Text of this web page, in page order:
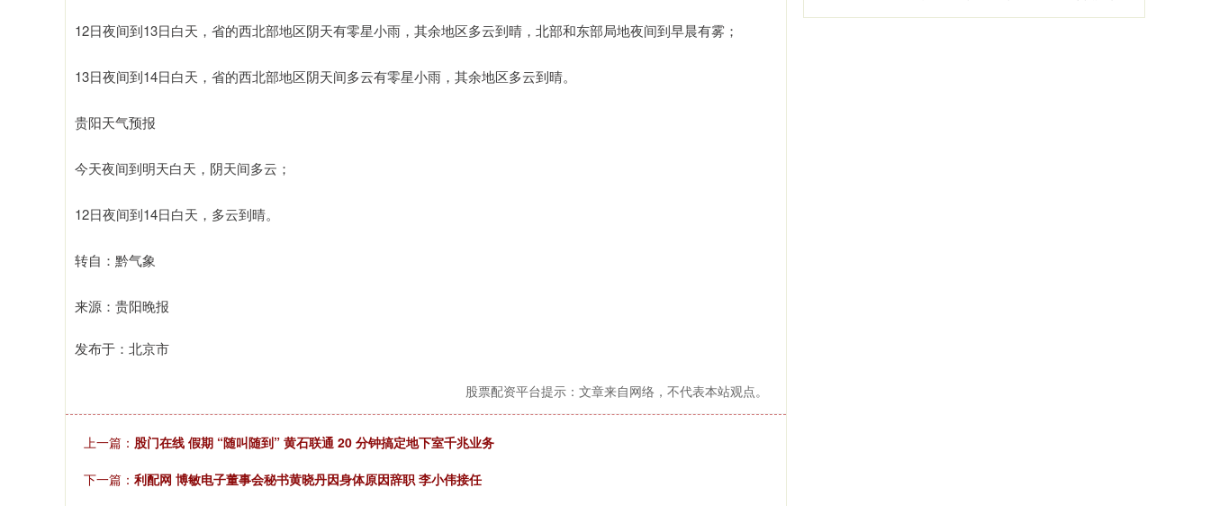
12日夜间到13日白天，省的西北部地区阴天有零星小雨，其余地区多云到晴，北部和东部局地夜间到早晨有雾；
13日夜间到14日白天，省的西北部地区阴天间多云有零星小雨，其余地区多云到晴。
贵阳天气预报
今天夜间到明天白天，阴天间多云；
12日夜间到14日白天，多云到晴。
转自：黔气象
来源：贵阳晚报
发布于：北京市
股票配资平台提示：文章来自网络，不代表本站观点。
上一篇： 股门在线 假期 “随叫随到” 黄石联通 20 分钟搞定地下室千兆业务
下一篇： 利配网 博敏电子董事会秘书黄晓丹因身体原因辞职 李小伟接任